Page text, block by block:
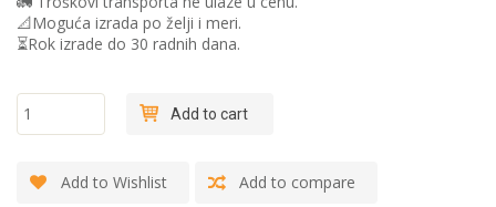
📐Moguća izrada po želji i meri.
⏳Rok izrade do 30 radnih dana.
MDF" -
quantity
Add to cart
Add to Wishlist Add to compare